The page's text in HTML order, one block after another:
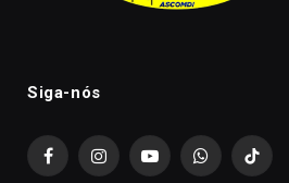
Siga-nós
FacebookInstagramYouTubeWhatsAppTikTok